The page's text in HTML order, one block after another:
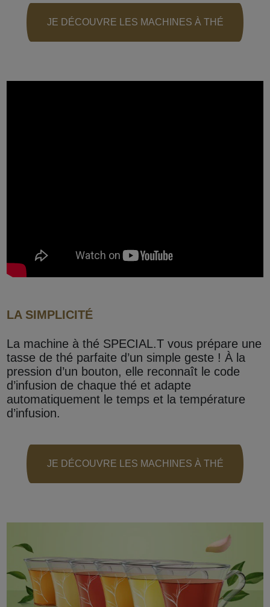
JE DÉCOUVRE LES MACHINES À THÉ
LA SIMPLICITÉ
La machine à thé SPECIAL.T vous prépare une
tasse de thé parfaite d’un simple geste ! À la
pression d’un bouton, elle reconnaît le code
d’infusion de chaque thé et adapte
automatiquement le temps et la température
d’infusion.
JE DÉCOUVRE LES MACHINES À THÉ